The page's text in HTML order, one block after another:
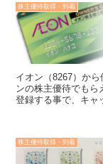
株主優待取得・到着
イオン（8267）か
ンの株主優待でもら
登録する事で、キャ
株主優待取得・到着